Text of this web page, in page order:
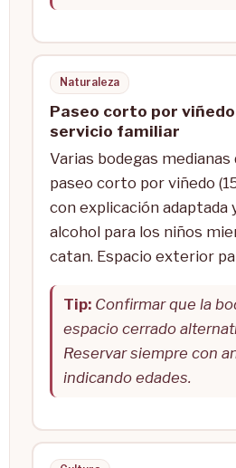
Naturaleza
Paseo corto por
servicio familiar
Varias bodegas medianas
paseo corto por viñedo
con explicación adaptada
alcohol para los niños
catan. Espacio exterior
Tip:Confirmar que la
espacio cerrado
Reservar siempre con
indicando edades.